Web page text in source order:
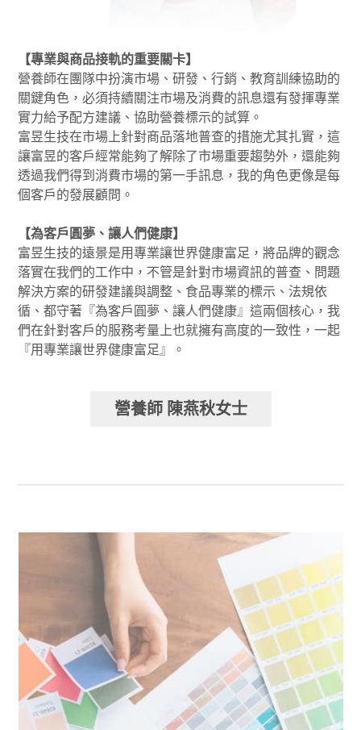
【專業與商品接軌的重要關卡】
營養師在團隊中扮演市場、研發、行銷、教育訓練協助的
關鍵角色，必須持續關注市場及消費的訊息還有發揮專業
實力給予配方建議、協助營養標示的試算。
富昱生技在市場上針對商品落地普查的措施尤其扎實，這
讓富昱的客戶經常能夠了解除了市場重要趨勢外，還能夠
透過我們得到消費市場的第一手訊息，我的角色更像是每
個客戶的發展顧問。
【為客戶圓夢、讓人們健康】
富昱生技的遠景是用專業讓世界健康富足，將品牌的觀念
落實在我們的工作中，不管是針對市場資訊的普查、問題
解決方案的研發建議與調整、食品專業的標示、法規依
循、都守著『為客戶圓夢、讓人們健康』這兩個核心，我
們在針對客戶的服務考量上也就擁有高度的一致性，一起
『用專業讓世界健康富足』。
營養師 陳燕秋女士